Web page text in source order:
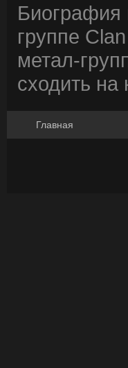
Биография
группе
метал-
сходить на
Главная